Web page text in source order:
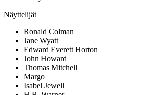
Näyttelijät
Ronald Colman
Jane Wyatt
Edward Everett Horton
John Howard
Thomas Mitchell
Margo
Isabel Jewell